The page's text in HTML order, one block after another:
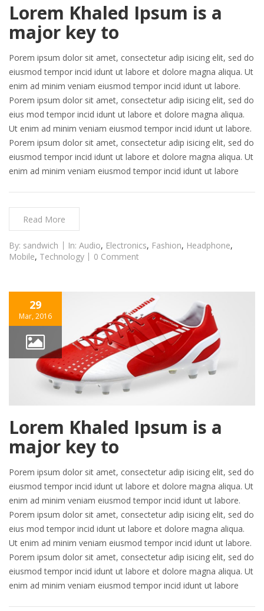
Lorem Khaled Ipsum is a
major key to
Porem ipsum dolor sit amet, consectetur adip isicing elit, sed do
eiusmod tempor incid idunt ut labore et dolore magna aliqua. Ut
enim ad minim veniam eiusmod tempor incid idunt ut labore.
Porem ipsum dolor sit amet, consectetur adip isicing elit, sed do
eius mod tempor incid idunt ut labore et dolore magna aliqua.
Ut enim ad minim veniam eiusmod tempor incid idunt ut labore.
Porem ipsum dolor sit amet, consectetur adip isicing elit, sed do
eiusmod tempor incid idunt ut labore et dolore magna aliqua. Ut
enim ad minim veniam eiusmod tempor incid idunt ut labore
Read More
By: sandwich In: Audio, Electronics, Fashion, Headphone,
Mobile, Technology 0 Comment
29
Mar, 2016
Lorem Khaled Ipsum is a
major key to
Porem ipsum dolor sit amet, consectetur adip isicing elit, sed do
eiusmod tempor incid idunt ut labore et dolore magna aliqua. Ut
enim ad minim veniam eiusmod tempor incid idunt ut labore.
Porem ipsum dolor sit amet, consectetur adip isicing elit, sed do
eius mod tempor incid idunt ut labore et dolore magna aliqua.
Ut enim ad minim veniam eiusmod tempor incid idunt ut labore.
Porem ipsum dolor sit amet, consectetur adip isicing elit, sed do
eiusmod tempor incid idunt ut labore et dolore magna aliqua. Ut
enim ad minim veniam eiusmod tempor incid idunt ut labore